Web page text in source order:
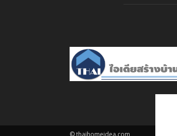
© thaihomeidea.com